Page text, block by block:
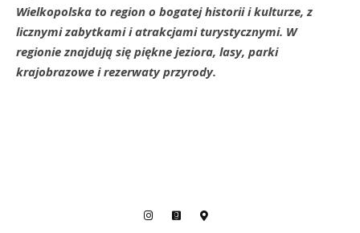
Wielkopolska to region o bogatej historii i kulturze, z
licznymi zabytkami i atrakcjami turystycznymi. W
regionie znajdują się piękne jeziora, lasy, parki
krajobrazowe i rezerwaty przyrody.